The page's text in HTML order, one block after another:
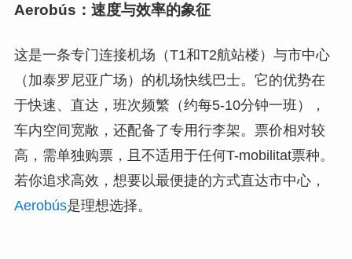
Aerobús：速度与效率的象征
这是一条专门连接机场（T1和T2航站楼）与市中心
（加泰罗尼亚广场）的机场快线巴士。它的优势在
于快速、直达，班次频繁（约每5-10分钟一班），
车内空间宽敞，还配备了专用行李架。票价相对较
高，需单独购票，且不适用于任何T-mobilitat票种。
若你追求高效，想要以最便捷的方式直达市中心，
Aerobús是理想选择。